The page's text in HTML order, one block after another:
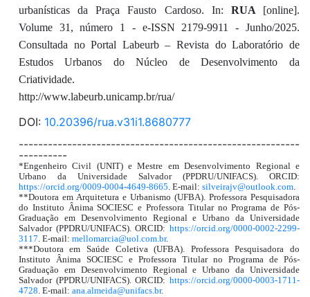
urbanísticas da Praça Fausto Cardoso. In: RUA [online].
Volume 31, número 1 - e-ISSN 2179-9911 - Junho/2025.
Consultada no Portal Labeurb – Revista do Laboratório de
Estudos Urbanos do Núcleo de Desenvolvimento da
Criatividade.
http://www.labeurb.unicamp.br/rua/
DOI: 10.20396/rua.v31i1.8680777
----------------------------------------------------------
----------
*Engenheiro Civil (UNIT) e Mestre em Desenvolvimento Regional e
Urbano da Universidade Salvador (PPDRU/UNIFACS). ORCID:
https://orcid.org/0009-0004-4649-8665. E-mail: silveirajv@outlook.com.
**Doutora em Arquitetura e Urbanismo (UFBA). Professora Pesquisadora
do Instituto Ânima SOCIESC e Professora Titular no Programa de Pós-
Graduação em Desenvolvimento Regional e Urbano da Universidade
Salvador (PPDRU/UNIFACS). ORCID: https://orcid.org/0000-0002-2299-
3117. E-mail: mellomarcia@uol.com.br.
***Doutora em Saúde Coletiva (UFBA). Professora Pesquisadora do
Instituto Ânima SOCIESC e Professora Titular no Programa de Pós-
Graduação em Desenvolvimento Regional e Urbano da Universidade
Salvador (PPDRU/UNIFACS). ORCID: https://orcid.org/0000-0003-1711-
4728. E-mail: ana.almeida@unifacs.br.